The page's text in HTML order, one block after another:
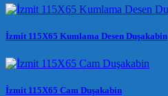
İzmit 115X65 Kumlama Desen Duşakabin
İzmit 115X65 Cam Duşakabin